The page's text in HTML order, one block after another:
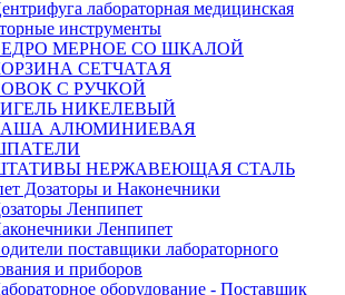
лабораторная медицинская
инструменты
МЕРНОЕ СО ШКАЛОЙ
СЕТЧАТАЯ
С РУЧКОЙ
НИКЕЛЕВЫЙ
АЛЮМИНИЕВАЯ
НЕРЖАВЕЮЩАЯ СТАЛЬ
Дозаторы и Наконечники
Ленпипет
Ленпипет
поставщики лабораторного
и приборов
оборудование - Поставщик